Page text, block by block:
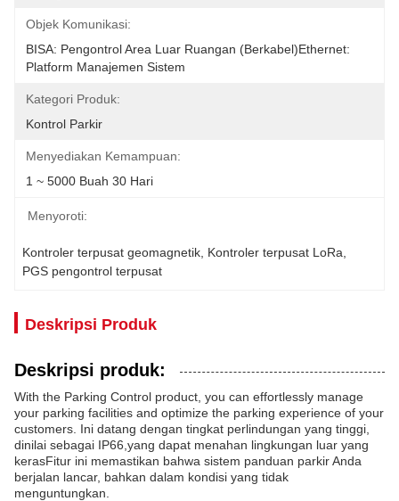
Objek Komunikasi:
BISA: Pengontrol Area Luar Ruangan (berkabel)Ethernet:
Platform Manajemen Sistem
Kategori Produk:
Kontrol Parkir
Menyediakan Kemampuan:
1 ~ 5000 Buah 30 Hari
Menyoroti:
Kontroler terpusat geomagnetik Kontroler terpusat LoRa
PGS pengontrol terpusat
Deskripsi Produk
Deskripsi produk:
With the Parking Control product, you can effortlessly manage
your parking facilities and optimize the parking experience of your
customers. Ini datang dengan tingkat perlindungan yang tinggi,
dinilai sebagai IP66,yang dapat menahan lingkungan luar yang
kerasFitur ini memastikan bahwa sistem panduan parkir Anda
berjalan lancar, bahkan dalam kondisi yang tidak
menguntungkan.